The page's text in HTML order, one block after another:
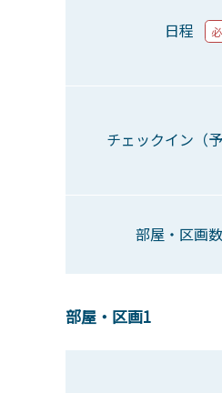
日程
チェックイン（予
部屋・区画数
部屋・区画1